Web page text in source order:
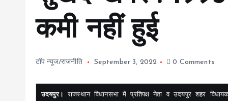
कमी नहीं हुई
टॉप न्यूज/राजनीति September 3, 2022 0 Comments
उदयपुर। राजस्थान विधानसभा में प्रतिपक्ष नेता व उदयपुर शहर